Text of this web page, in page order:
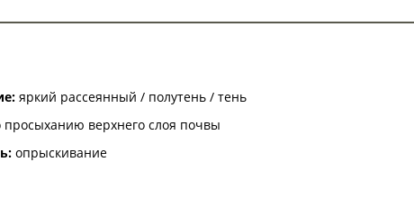
яркий рассеянный / полутень / тень
просыханию верхнего слоя почвы
опрыскивание